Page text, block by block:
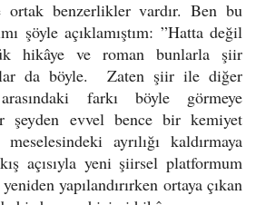
ortak benzerlikler vardır. Ben bu
şöyle açıklamıştım: ”Hatta değil
hikâye ve roman bunlarla şiir
da böyle. Zaten şiir ile diğer
farkı böyle görmeye
şeyden evvel bence bir kemiyet
ayrılığı kaldırmaya
açısıyla yeni şiirsel platformum
yapılandırırken ortaya çıkan